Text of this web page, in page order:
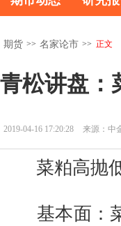
期货 >> 名家论市 >> 正文
青松讲盘：
2019-04-16 17:20:28 来源：中
菜粕高抛
基本面：菜